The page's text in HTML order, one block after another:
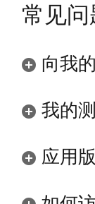
常见
向我
我的
应用